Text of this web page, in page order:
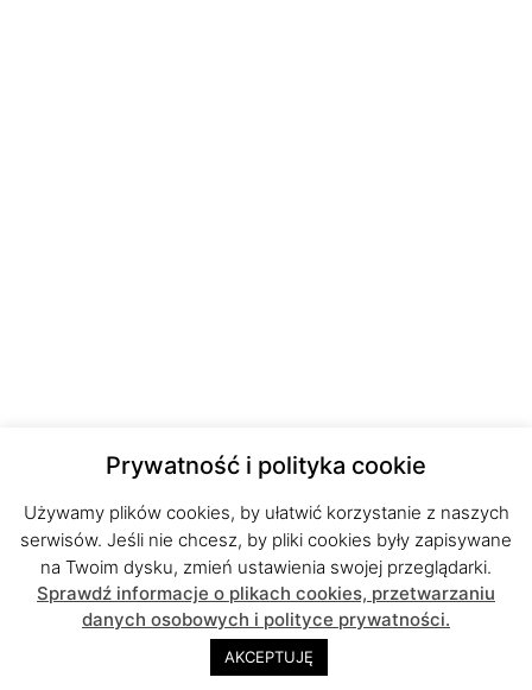
Prywatność i polityka cookie
Używamy plików cookies, by ułatwić korzystanie z naszych
serwisów. Jeśli nie chcesz, by pliki cookies były zapisywane
na Twoim dysku, zmień ustawienia swojej przeglądarki.
Sprawdź informacje o plikach cookies, przetwarzaniu
danych osobowych i polityce prywatności.
AKCEPTUJĘ